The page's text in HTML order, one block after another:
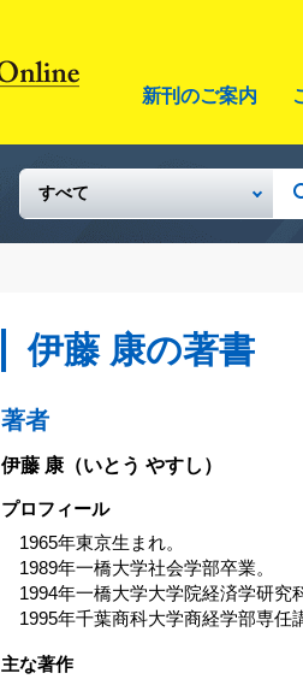
新刊のご案内
伊藤 康の著書
著者
伊藤 康 （いとう やすし）
プロフィール
1965年東京生まれ。
1989年一橋大学社会学部卒業。
1994年一橋大学大学院経済学研究
1995年千葉商科大学商経学部専任
主な著作